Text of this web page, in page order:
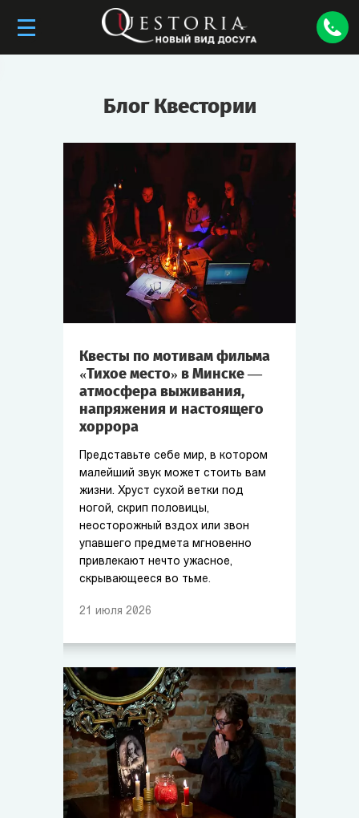
Блог Квестории
Квесты по мотивам фильма
«Тихое место» в Минске —
атмосфера выживания,
напряжения и настоящего
хоррора
Представьте себе мир, в котором
малейший звук может стоить вам
жизни. Хруст сухой ветки под
ногой, скрип половицы,
неосторожный вздох или звон
упавшего предмета мгновенно
привлекают нечто ужасное,
скрывающееся во тьме.
21 июля 2026